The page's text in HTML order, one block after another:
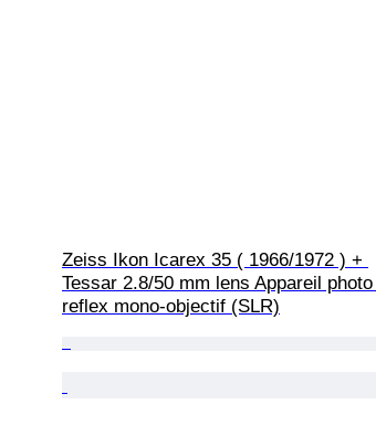
Zeiss Ikon Icarex 35 ( 1966/1972 ) +
Tessar 2.8/50 mm lens Appareil photo
reflex mono-objectif (SLR)